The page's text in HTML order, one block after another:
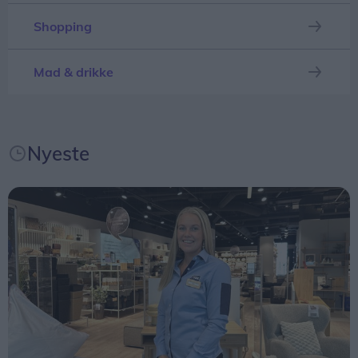
landedirektør i JYSK Danmark.
Initiativet kommer blandt andet i kølvandet på en
er første gang, vi scorer så højt. Vi vil fortsat
udvikle os som arbejdsplads og skabe initiativer,
der gør en positiv forskel for medarbejderne – som
for eksempel fri på barnets første skoledag, siger
Bo Viktor Andersen.
En vigtig dag for familien
Shopping
Mad & drikke
Nyeste